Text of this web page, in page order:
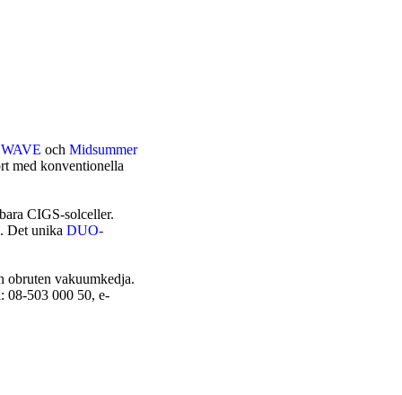
och Midsummer
med konventionella
CIGS-solceller.
Det unika DUO-
obruten vakuumkedja.
08-503 000 50, e-